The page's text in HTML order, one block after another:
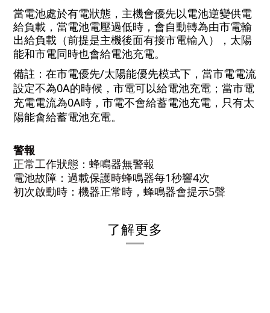
當電池處於有電狀態，主機會優先以電池逆變供電
給負載，當電池電壓過低時，會自動轉為由市電輸
出給負載（前提是主機後面有接市電輸入），太陽
能和市電同時也會給電池充電。
備註：在市電優先/太陽能優先模式下，當市電電流
設定不為0A的時候，市電可以給電池充電；當市電
充電電流為0A時，市電不會給蓄電池充電，只有太
陽能會給蓄電池充電。
警報
正常工作狀態：蜂鳴器無警報
電池故障：過載保護時蜂鳴器每1秒響4次
初次啟動時：機器正常時，蜂鳴器會提示5聲
了解更多